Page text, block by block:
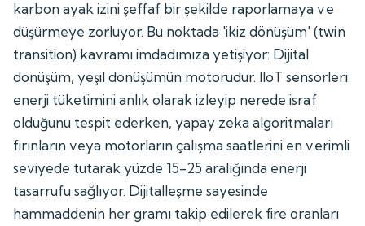
karbon ayak izini şeffaf bir şekilde raporlamaya ve
düşürmeye zorluyor. Bu noktada 'ikiz dönüşüm' (twin
transition) kavramı imdadımıza yetişiyor: Dijital
dönüşüm, yeşil dönüşümün motorudur. IIoT sensörleri
enerji tüketimini anlık olarak izleyip nerede israf
olduğunu tespit ederken, yapay zeka algoritmaları
fırınların veya motorların çalışma saatlerini en verimli
seviyede tutarak yüzde 15-25 aralığında enerji
tasarrufu sağlıyor. Dijitalleşme sayesinde
hammaddenin her gramı takip edilerek fire oranları